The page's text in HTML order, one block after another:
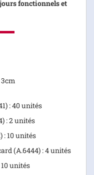
fonctionnels et
3cm
: 40 unités
: 2 unités
: 10 unités
(A.6444) : 4 unités
unités